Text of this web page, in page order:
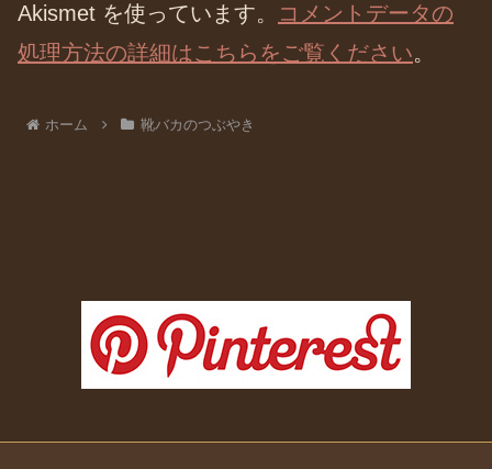
Akismet を使っています。
コメントデータの
処理方法の詳細はこちらをご覧ください。
ホーム 靴バカのつぶやき